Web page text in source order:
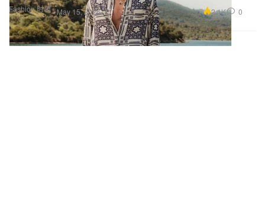
Fashion 时装 May 15, 2026 2.1K 0